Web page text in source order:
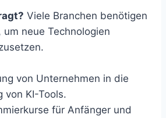
Viele Branchen benötigen
um neue Technologien
von Unternehmen in die
von KI-Tools.
für Anfänger und